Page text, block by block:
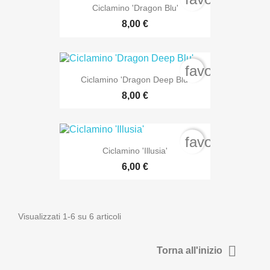
Ciclamino 'Dragon Blu'
8,00 €
Ciclamino 'Dragon Deep Blu'
8,00 €
Ciclamino 'Illusia'
6,00 €
Visualizzati 1-6 su 6 articoli
Torna all'inizio 